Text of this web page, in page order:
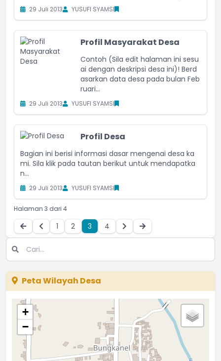
29 Juli 2013 YUSUFI SYAMSI
Profil Masyarakat Desa
Contoh (Sila edit halaman ini sesu
ai dengan deskripsi desa ini)! Berd
asarkan data desa pada bulan Feb
ruari...
29 Juli 2013 YUSUFI SYAMSI
Profil Desa
Bagian ini berisi informasi dasar mengenai desa ka
mi. Sila klik pada tautan berikut untuk mendapatka
n...
29 Juli 2013 YUSUFI SYAMSI
Halaman 3 dari 4
1 2 3 4
Peta Wilayah Desa
+
−